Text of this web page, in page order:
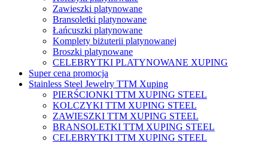
Zawieszki platynowane
Bransoletki platynowane
Łańcuszki platynowane
Komplety biżuterii platynowanej
Broszki platynowane
CELEBRYTKI PLATYNOWANE XUPING
Super cena promocja
Stainless Steel Jewelry TTM Xuping
PIERŚCIONKI TTM XUPING STEEL
KOLCZYKI TTM XUPING STEEL
ZAWIESZKI TTM XUPING STEEL
BRANSOLETKI TTM XUPING STEEL
CELEBRYTKI TTM XUPING STEEL